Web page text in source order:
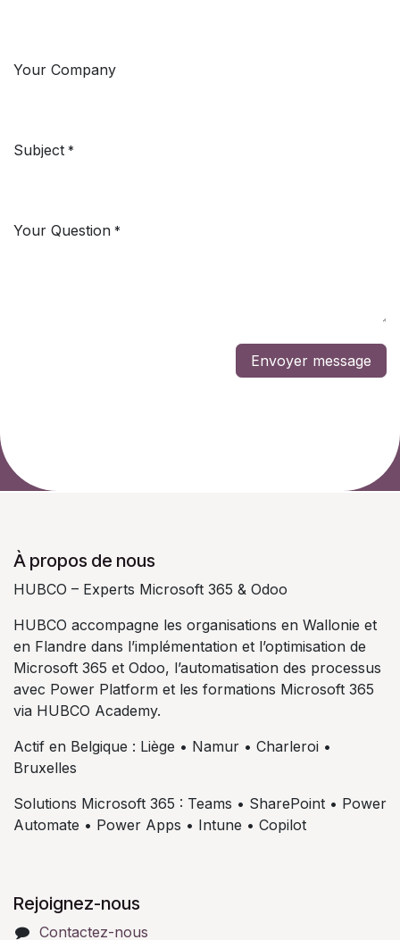
Your Company
Subject *
Your Question *
Envoyer message
À propos de nous
HUBCO – Experts Microsoft 365 & Odoo
HUBCO accompagne les organisations en Wallonie et
en Flandre dans l’implémentation et l’optimisation de
Microsoft 365 et Odoo, l’automatisation des processus
avec Power Platform et les formations Microsoft 365
via HUBCO Academy.
Actif en Belgique : Liège • Namur • Charleroi •
Bruxelles
Solutions Microsoft 365 : Teams • SharePoint • Power
Automate • Power Apps • Intune • Copilot
Rejoignez-nous
Contactez-nous